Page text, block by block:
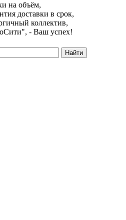
на объём,
доставки в срок,
коллектив,
- Ваш успех!